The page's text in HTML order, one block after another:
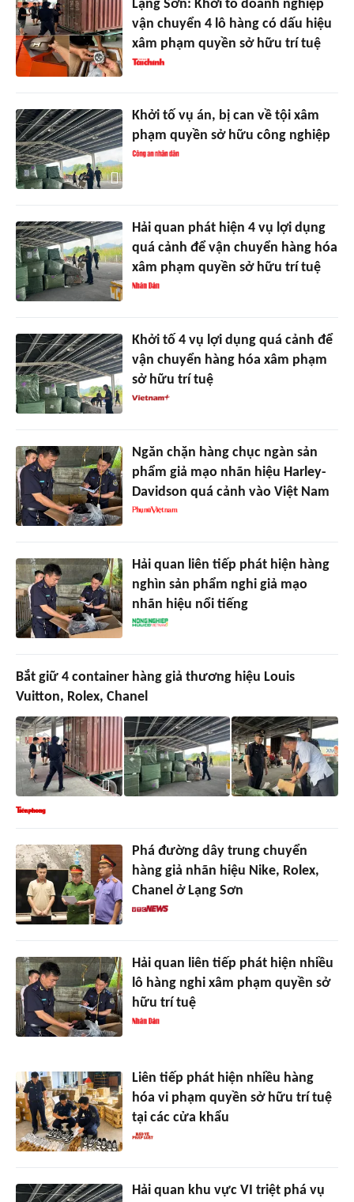
Lạng Sơn: Khởi tố doanh nghiệp
vận chuyển 4 lô hàng có dấu hiệu
xâm phạm quyền sở hữu trí tuệ
Khởi tố vụ án, bị can về tội xâm
phạm quyền sở hữu công nghiệp
Hải quan phát hiện 4 vụ lợi dụng
quá cảnh để vận chuyển hàng hóa
xâm phạm quyền sở hữu trí tuệ
Khởi tố 4 vụ lợi dụng quá cảnh để
vận chuyển hàng hóa xâm phạm
sở hữu trí tuệ
Ngăn chặn hàng chục ngàn sản
phẩm giả mạo nhãn hiệu Harley-
Davidson quá cảnh vào Việt Nam
Hải quan liên tiếp phát hiện hàng
nghìn sản phẩm nghi giả mạo
nhãn hiệu nổi tiếng
Bắt giữ 4 container hàng giả thương hiệu Louis
Vuitton, Rolex, Chanel
Phá đường dây trung chuyển
hàng giả nhãn hiệu Nike, Rolex,
Chanel ở Lạng Sơn
Hải quan liên tiếp phát hiện nhiều
lô hàng nghi xâm phạm quyền sở
hữu trí tuệ
Liên tiếp phát hiện nhiều hàng
hóa vi phạm quyền sở hữu trí tuệ
tại các cửa khẩu
Hải quan khu vực VI triệt phá vụ